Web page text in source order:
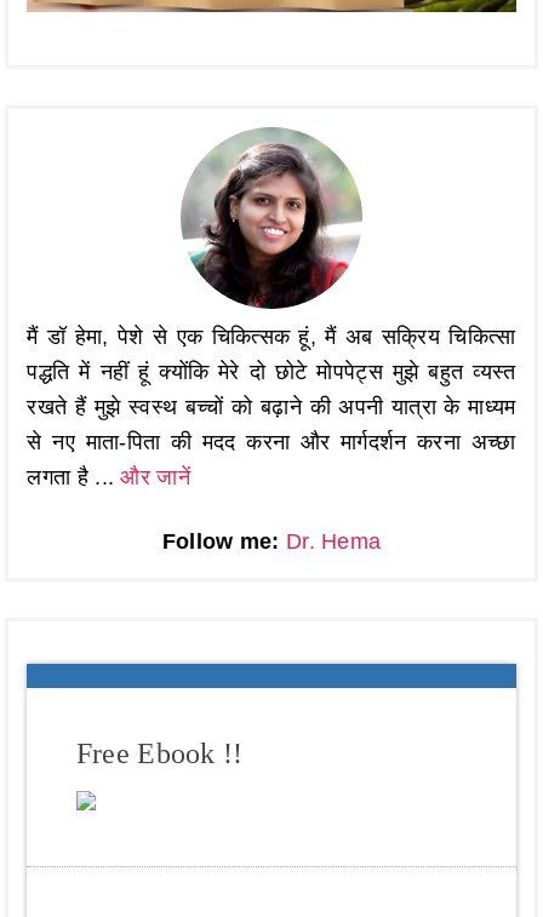
मैं डॉ हेमा, पेशे से एक चिकित्सक हूं, मैं अब सक्रिय चिकित्सा
पद्धति में नहीं हूं क्योंकि मेरे दो छोटे मोपपेट्स मुझे बहुत व्यस्त
रखते हैं मुझे स्वस्थ बच्चों को बढ़ाने की अपनी यात्रा के माध्यम
से नए माता-पिता की मदद करना और मार्गदर्शन करना अच्छा
लगता है ...और जानें
Follow me: Dr. Hema
Free Ebook !!